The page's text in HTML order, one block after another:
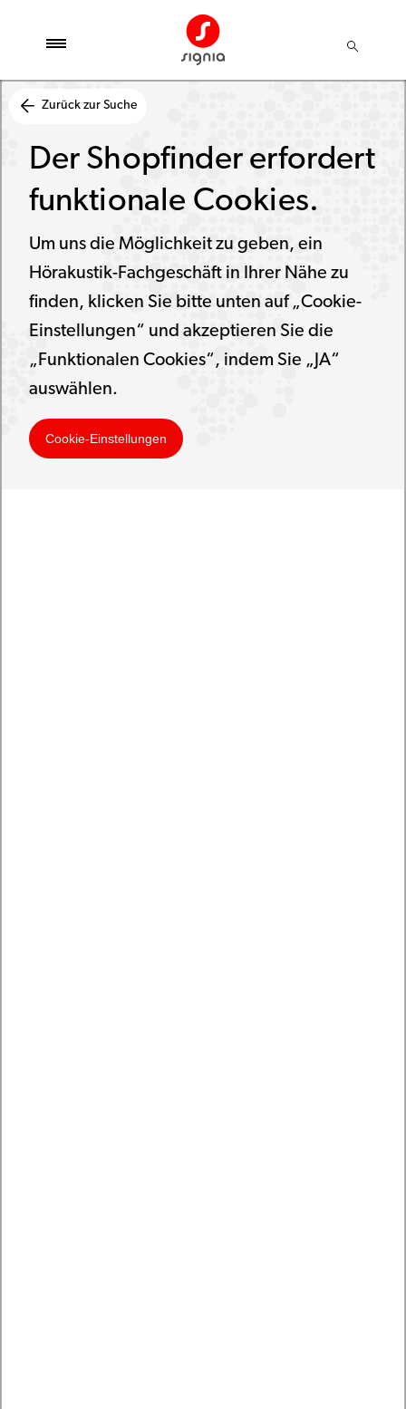
Zurück zur Suche
Der Shopfinder erfordert
funktionale Cookies.
Um uns die Möglichkeit zu geben, ein
Hörakustik-Fachgeschäft in Ihrer Nähe zu
finden, klicken Sie bitte unten auf „Cookie-
Einstellungen“ und akzeptieren Sie die
„Funktionalen Cookies“, indem Sie „JA“
auswählen.
Cookie-Einstellungen